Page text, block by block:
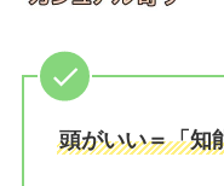
頭がいい＝「知